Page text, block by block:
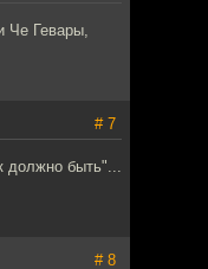
Че Гевары,
# 7
должно быть"...
# 8